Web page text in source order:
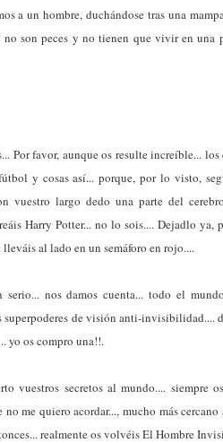
a un hombre, duchándose tras una
son peces y no tienen que vivir en una
Por favor, aunque os resulte increíble...
y cosas así... porque, por lo visto,
vuestro largo dedo una parte del
Harry Potter... no lo sois.... Dejadlo ya,
al lado en un semáforo en rojo....
nos damos cuenta... todo el
superpoderes de visión anti-invisibilidad....
yo os compro una!!.
vuestros secretos al mundo.... siempre
me quiero acordar..., mucho más
realmente os volvéis El Hombre